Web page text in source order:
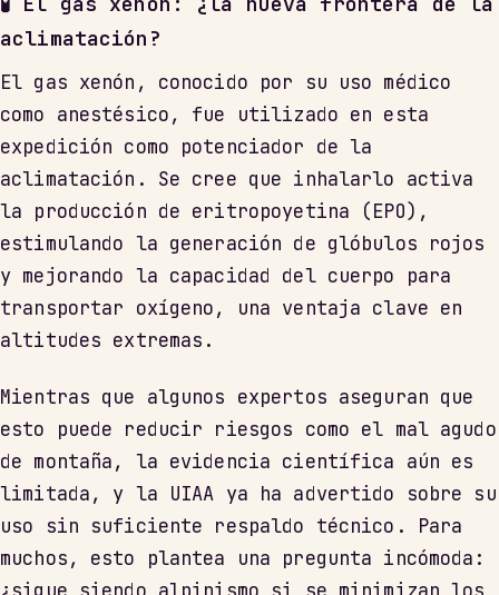
aclimatación?
El gas xenón, conocido por su uso médico
como anestésico, fue utilizado en esta
expedición como potenciador de la
aclimatación. Se cree que inhalarlo activa
la producción de eritropoyetina (EPO),
estimulando la generación de glóbulos rojos
y mejorando la capacidad del cuerpo para
transportar oxígeno, una ventaja clave en
altitudes extremas.
Mientras que algunos expertos aseguran que
esto puede reducir riesgos como el mal agudo
de montaña, la evidencia científica aún es
limitada, y la UIAA ya ha advertido sobre su
uso sin suficiente respaldo técnico. Para
muchos, esto plantea una pregunta incómoda: